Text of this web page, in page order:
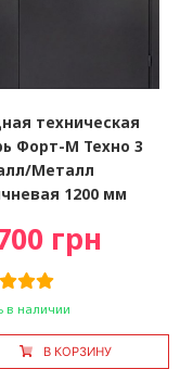
техническая
Форт-М Техно 3
Металл
1200 мм
грн
в наличии
В КОРЗИНУ